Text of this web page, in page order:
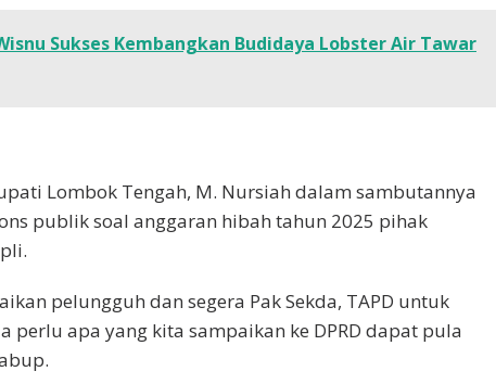
Sukses Kembangkan Budidaya Lobster Air Tawar
Lombok Tengah, M. Nursiah dalam sambutannya
publik soal anggaran hibah tahun 2025 pihak
pelungguh dan segera Pak Sekda, TAPD untuk
perlu apa yang kita sampaikan ke DPRD dapat pula